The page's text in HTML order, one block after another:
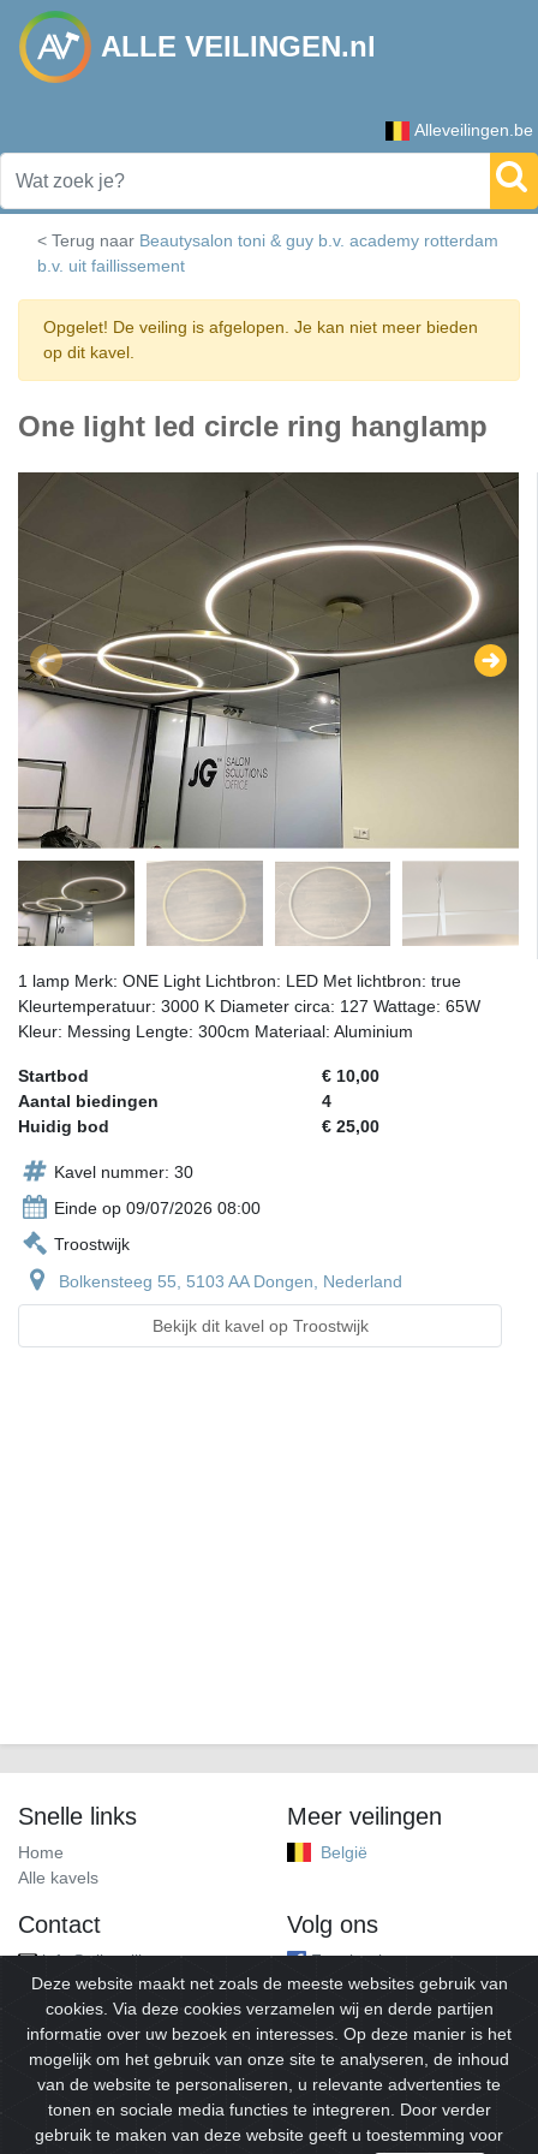
ALLE VEILINGEN.nl
Alleveilingen.be
< Terug naar Beautysalon toni & guy b.v. academy rotterdam
b.v. uit faillissement
Opgelet! De veiling is afgelopen. Je kan niet meer bieden
op dit kavel.
One light led circle ring hanglamp
1 lamp Merk: ONE Light Lichtbron: LED Met lichtbron: true
Kleurtemperatuur: 3000 K Diameter circa: 127 Wattage: 65W
Kleur: Messing Lengte: 300cm Materiaal: Aluminium
Startbod
€ 10,00
Aantal biedingen
4
Huidig bod
€ 25,00
Kavel nummer: 30
Einde op 09/07/2026 08:00
Troostwijk
Bolkensteeg 55, 5103 AA Dongen, Nederland
Bekijk dit kavel op Troostwijk
Snelle links
Home
Alle kavels
Meer veilingen
België
Contact
info@alleveilingen.net
Volg ons
Facebook
© 2026Alleveilingen.Alle rechten voorbehouden.
Deze website maakt net zoals de meeste websites gebruik van
cookies. Via deze cookies verzamelen wij en derde partijen
informatie over uw bezoek en interesses. Op deze manier is het
mogelijk om het gebruik van onze site te analyseren, de inhoud
van de website te personaliseren, u relevante advertenties te
tonen en sociale media functies te integreren. Door verder
gebruik te maken van deze website geeft u toestemming voor